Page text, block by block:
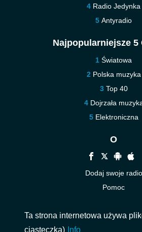
Radio Jedynka
Antyradio
Najpopularniejsze 5
Światowa
Polska muzyka
Top 40
Dojrzała
Elektroniczna
O
Dodaj swoje radio
Pomoc
Kontakt
Ta strona internetowa używa
ciasteczka) Info